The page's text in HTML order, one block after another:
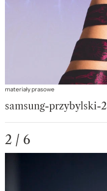
materiały prasowe
samsung-przybylski-2
2 / 6